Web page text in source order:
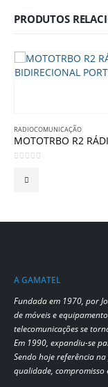
PRODUTOS
RADIOCOMUNICAÇÃO
A GAMATEL
Fundada em 1970, por
de móveis e
telecomunicações se
Em 1990, expandiu-se
Sendo hoje referência
qualidade, compromisso